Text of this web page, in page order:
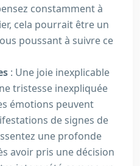
constamment à
cela pourrait être un
poussant à suivre ce
: Une joie inexplicable
tristesse inexpliquée
émotions peuvent
de signes de
une profonde
avoir pris une décision